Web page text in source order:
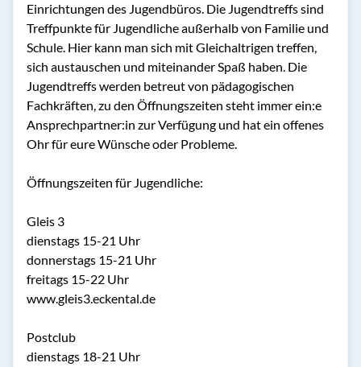
Einrichtungen des Jugendbüros. Die Jugendtreffs sind
Treffpunkte für Jugendliche außerhalb von Familie und
Schule. Hier kann man sich mit Gleichaltrigen treffen,
sich austauschen und miteinander Spaß haben. Die
Jugendtreffs werden betreut von pädagogischen
Fachkräften, zu den Öffnungszeiten steht immer ein:e
Ansprechpartner:in zur Verfügung und hat ein offenes
Ohr für eure Wünsche oder Probleme.
Öffnungszeiten für Jugendliche:
Gleis 3
dienstags 15-21 Uhr
donnerstags 15-21 Uhr
freitags 15-22 Uhr
www.gleis3.eckental.de
Postclub
dienstags 18-21 Uhr